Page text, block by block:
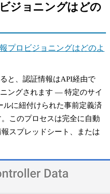
ジョニングはどの
プロビジョニングはどのよ
と、認証情報はAPI経由で
ングされます — 特定のサイ
ルに紐付けられた事前定義済
このプロセスは完全に自動
スプレッドシート、または